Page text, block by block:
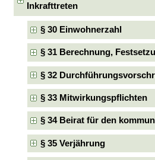
Inkrafttreten
§ 30 Einwohnerzahl
§ 31 Berechnung,
§ 32
§ 33 Mitwirkungspflichten
§ 34 Beirat für den
§ 35 Verjährung